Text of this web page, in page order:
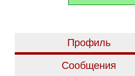
Профиль
Сообщения